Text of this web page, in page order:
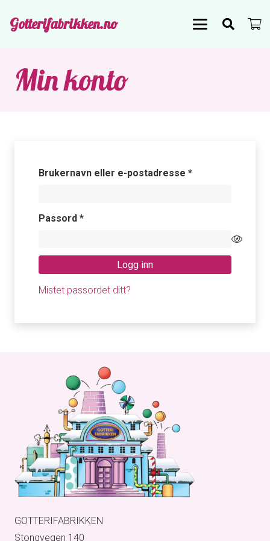
Gotterifabrikken.no
Min konto
Brukernavn eller e-postadresse *Påkrevd
Passord *Påkrevd
Logg inn
Mistet passordet ditt?
GOTTERIFABRIKKEN
Stongvegen 140